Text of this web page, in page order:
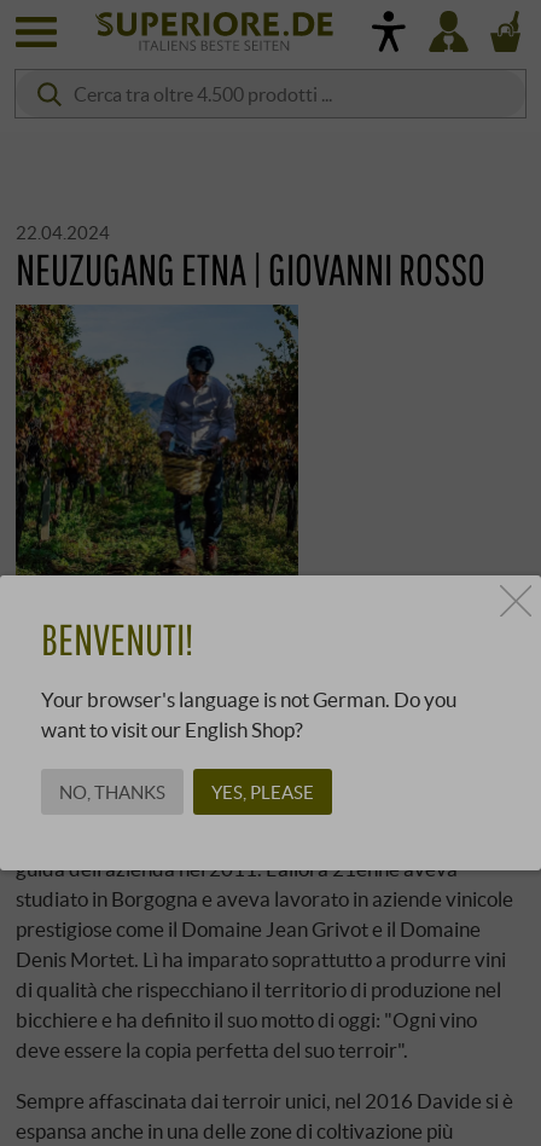
22.04.2024
NEUZUGANG ETNA | GIOVANNI ROSSO
Dal denso Barolo di Serralunga d'Alba ai vivaci vini
vulcanici prodotti alle pendici dell'Etna
Giovanni Rosso offre senza dubbio una varietà
impressionante. Vini potenti, dalla struttura vellutata e
dall'eleganza sono il segno distintivo della famosa azienda
La storia di successo dell'azienda, nata in Piemonte, è
guida dell'azienda nel 2011. L'allora 21enne aveva
studiato in Borgogna e aveva lavorato in aziende vinicole
prestigiose come il Domaine Jean Grivot e il Domaine
Denis Mortet. Lì ha imparato soprattutto a produrre vini
di qualità che rispecchiano il territorio di produzione nel
bicchiere e ha definito il suo motto di oggi: "Ogni vino
deve essere la copia perfetta del suo terroir".
Sempre affascinata dai terroir unici, nel 2016 Davide si è
espansa anche in una delle zone di coltivazione più
BENVENUTI!
Your browser's language is not German. Do you
want to visit our English Shop?
NO, THANKS YES, PLEASE